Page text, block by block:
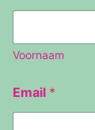
Voornaam
a
a
Email *